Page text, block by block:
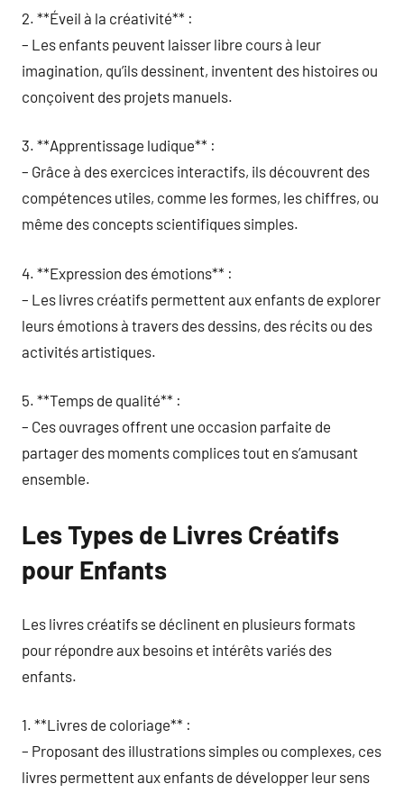
2. **Éveil à la créativité** :
– Les enfants peuvent laisser libre cours à leur
imagination, qu’ils dessinent, inventent des histoires ou
conçoivent des projets manuels.
3. **Apprentissage ludique** :
– Grâce à des exercices interactifs, ils découvrent des
compétences utiles, comme les formes, les chiffres, ou
même des concepts scientifiques simples.
4. **Expression des émotions** :
– Les livres créatifs permettent aux enfants de explorer
leurs émotions à travers des dessins, des récits ou des
activités artistiques.
5. **Temps de qualité** :
– Ces ouvrages offrent une occasion parfaite de
partager des moments complices tout en s’amusant
ensemble.
Les Types de Livres Créatifs
pour Enfants
Les livres créatifs se déclinent en plusieurs formats
pour répondre aux besoins et intérêts variés des
enfants.
1. **Livres de coloriage** :
– Proposant des illustrations simples ou complexes, ces
livres permettent aux enfants de développer leur sens